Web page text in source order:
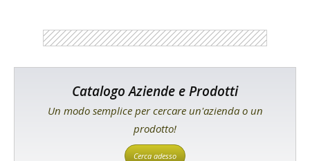
Catalogo Aziende e Prodotti
Un modo semplice per cercare un'azienda o un
prodotto!
Cerca adesso